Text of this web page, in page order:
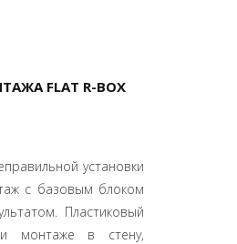
FLAT R-BOX
установки
с базовым блоком
Пластиковый
монтаже в стену,